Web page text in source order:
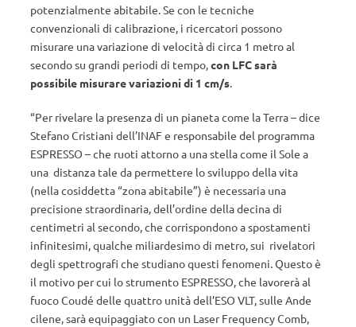
potenzialmente abitabile. Se con le tecniche
convenzionali di calibrazione, i ricercatori possono
misurare una variazione di velocità di circa 1 metro al
secondo su grandi periodi di tempo,con LFC sarà
possibile misurare variazioni di 1 cm/s.
“Per rivelare la presenza di un pianeta come la Terra – dice
Stefano Cristiani dell’INAF e responsabile del programma
ESPRESSO – che ruoti attorno a una stella come il Sole a
una distanza tale da permettere lo sviluppo della vita
(nella cosiddetta “zona abitabile”) è necessaria una
precisione straordinaria, dell’ordine della decina di
centimetri al secondo, che corrispondono a spostamenti
infinitesimi, qualche miliardesimo di metro, sui rivelatori
degli spettrografi che studiano questi fenomeni. Questo è
il motivo per cui lo strumento ESPRESSO, che lavorerà al
fuoco Coudé delle quattro unità dell’ESO VLT, sulle Ande
cilene, sarà equipaggiato con un Laser Frequency Comb,